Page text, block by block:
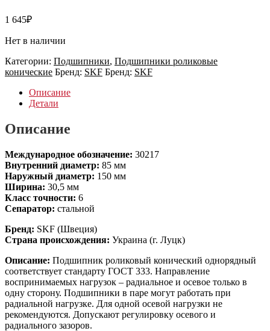
1 645₽
Нет в наличии
Категории: Подшипники, Подшипники роликовые
конические Бренд: SKF Бренд: SKF
Описание
Детали
Описание
Международное обозначение: 30217
Внутренний диаметр: 85 мм
Наружный диаметр: 150 мм
Ширина: 30,5 мм
Класс точности: 6
Сепаратор: стальной
Бренд: SKF (Швеция)
Страна происхождения: Украина (г. Луцк)
Описание: Подшипник роликовый конический однорядный
соответствует стандарту ГОСТ 333. Направление
воспринимаемых нагрузок – радиальное и осевое только в
одну сторону. Подшипники в паре могут работать при
радиальной нагрузке. Для одной осевой нагрузки не
рекомендуются. Допускают регулировку осевого и
радиального зазоров.